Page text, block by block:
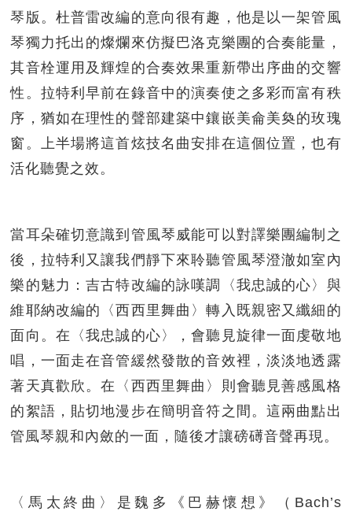
琴版。杜普雷改編的意向很有趣，他是以一架管風
琴獨力托出的燦爛來仿擬巴洛克樂團的合奏能量，
其音栓運用及輝煌的合奏效果重新帶出序曲的交響
性。拉特利早前在錄音中的演奏使之多彩而富有秩
序，猶如在理性的聲部建築中鑲嵌美侖美奐的玫瑰
窗。上半場將這首炫技名曲安排在這個位置，也有
活化聽覺之效。
當耳朵確切意識到管風琴威能可以對譯樂團編制之
後，拉特利又讓我們靜下來聆聽管風琴澄澈如室內
樂的魅力：吉古特改編的詠嘆調〈我忠誠的心〉與
維耶納改編的〈西西里舞曲〉轉入既親密又纖細的
面向。在〈我忠誠的心〉，會聽見旋律一面虔敬地
唱，一面走在音管緩然發散的音效裡，淡淡地透露
著天真歡欣。在〈西西里舞曲〉則會聽見善感風格
的絮語，貼切地漫步在簡明音符之間。這兩曲點出
管風琴親和內斂的一面，隨後才讓磅礡音聲再現。
〈馬太終曲〉是魏多《巴赫懷想》（Bach’s